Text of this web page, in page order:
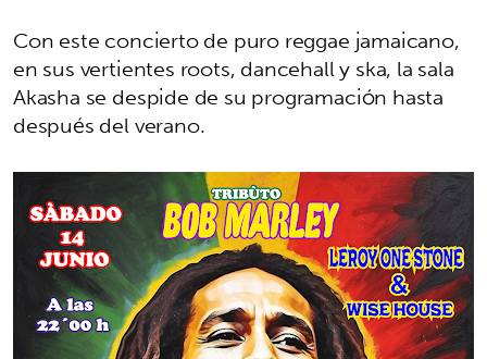
Con este concierto de puro reggae jamaicano,
en sus vertientes roots, dancehall y ska, la sala
Akasha se despide de su programación hasta
después del verano.